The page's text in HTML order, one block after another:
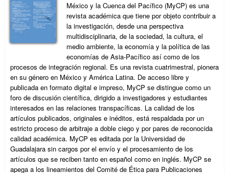
México y la Cuenca del Pacífico (MyCP) es una
revista académica que tiene por objeto contribuir a
la investigación, desde una perspectiva
multidisciplinaria, de la sociedad, la cultura, el
medio ambiente, la economía y la política de las
economías de Asia-Pacífico así como de los
procesos de integración regional. Es una revista cuatrimestral, pionera
en su género en México y América Latina. De acceso libre y
publicada en formato digital e impreso, MyCP se distingue como un
foro de discusión científica, dirigido a investigadores y estudiantes
interesados en las relaciones transpacíficas. La calidad de los
artículos publicados, originales e inéditos, está respaldada por un
estricto proceso de arbitraje a doble ciego y por pares de reconocida
calidad académica. MyCP es editada por la Universidad de
Guadalajara sin cargos por el envío y el procesamiento de los
artículos que se reciben tanto en español como en inglés. MyCP se
apega a los lineamientos del Comité de Ética para Publicaciones